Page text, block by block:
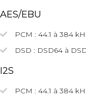
AES/EBU
PCM : 44.1 à 384
DSD : DSD64 à
I2S
PCM : 44.1 à 384